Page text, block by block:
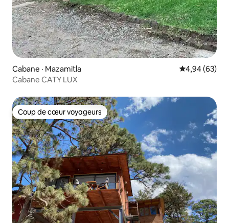
Cabane · Mazamitla Note
4,94 (63)
Cabane CATY LUX
Coup de cœur voyageurs
Coup de cœur voyageurs